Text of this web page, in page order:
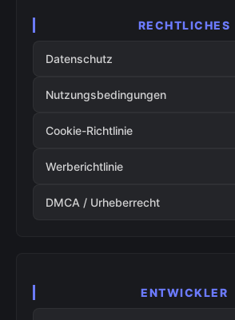
RECHTLICHES
Datenschutz
Nutzungsbedingungen
Cookie-Richtlinie
Werberichtlinie
DMCA / Urheberrecht
ENTWICKLER